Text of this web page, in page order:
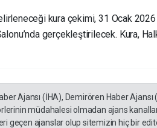
kura çekimi, 31 Ocak
gerçekleştirilecek. Kura,
Ajansı (İHA), Demirören Haber
müdahalesi olmadan ajans
geçen ajanslar olup sitemizin hiç bir